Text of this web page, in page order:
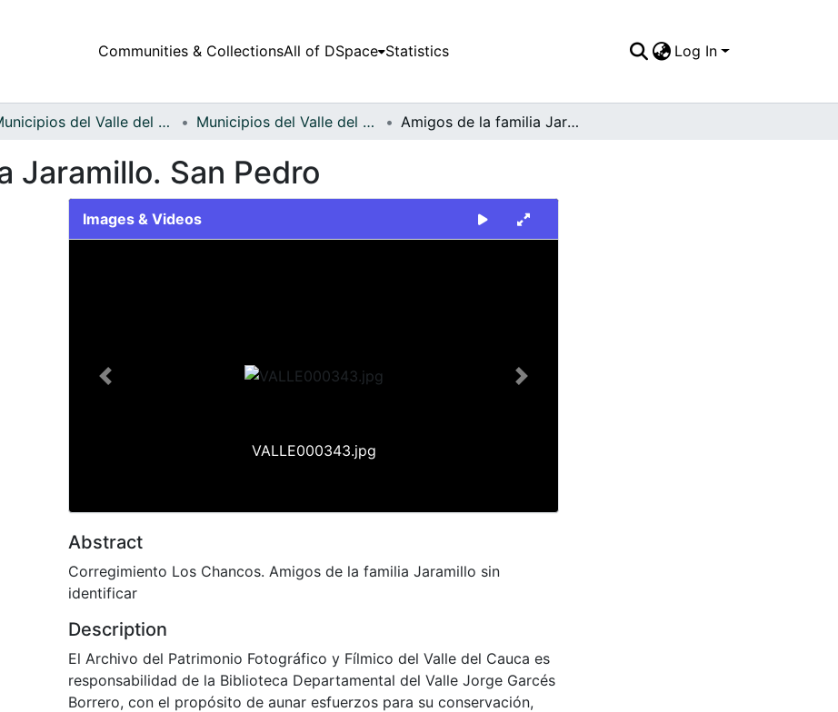
Communities & CollectionsAll of DSpace Statistics Log In
Municipios del Valle del Cauca Municipios del Valle del Cauca Amigos de la familia Jaramillo. San Pedro
Jaramillo. San Pedro
Images & Videos
VALLE000343.jpg
Previous Next
Abstract
Corregimiento Los Chancos. Amigos de la familia Jaramillo sin
identificar
Description
El Archivo del Patrimonio Fotográfico y Fílmico del Valle del Cauca es
responsabilidad de la Biblioteca Departamental del Valle Jorge Garcés
Borrero, con el propósito de aunar esfuerzos para su conservación,